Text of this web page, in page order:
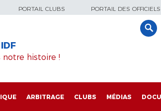
PORTAIL CLUBS PORTAIL DES OFFICIELS
notre histoire !
ARBITRAGE CLUBS MÉDIAS